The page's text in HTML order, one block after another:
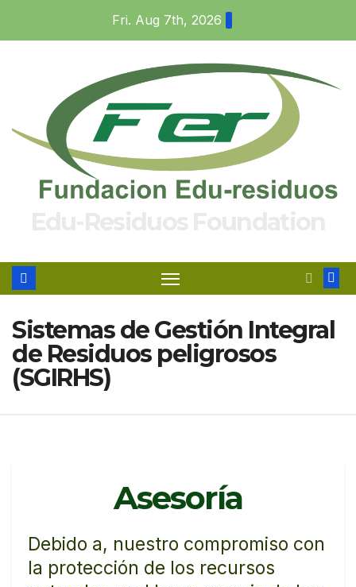
Fri. Aug 7th, 2026
Sistemas de Gestión Integral
de Residuos peligrosos
(SGIRHS)
Asesoría
Debido a, nuestro compromiso con
la protección de los recursos